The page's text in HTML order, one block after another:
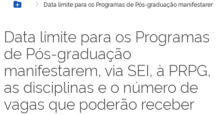
Botão MenuData limite para os Programas de Pós-graduação
Data limite para os Programas
de Pós-graduação
manifestarem, via SEI, à PRPG,
as disciplinas e o número de
vagas que poderão receber